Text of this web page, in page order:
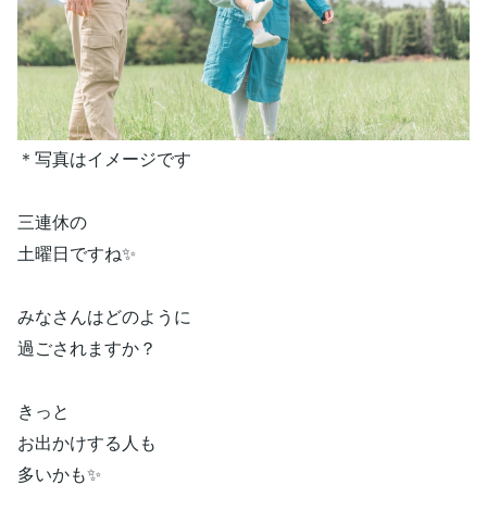
＊写真はイメージです
三連休の
土曜日ですね✨
みなさんはどのように
過ごされますか？
きっと
お出かけする人も
多いかも✨